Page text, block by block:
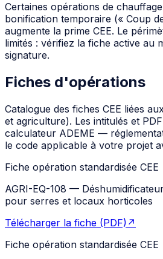
Certaines opérations de
bonification temporaire (« Coup
augmente la prime CEE. Le
limités : vérifiez la fiche active au
signature.
Fiches d'opérations
Catalogue des fiches CEE liées
et agriculture). Les intitulés et
calculateur ADEME —
le code applicable à votre projet
Fiche opération standardisée CEE
AGRI-EQ-108 —
pour serres et locaux horticoles
Télécharger la fiche (PDF) ↗
Fiche opération standardisée CEE